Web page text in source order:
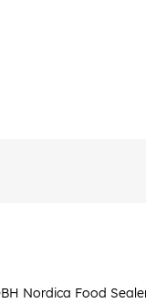
Nordica Food